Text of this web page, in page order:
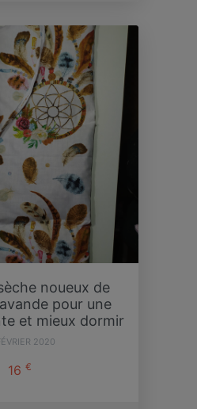
noueux de
pour une
et mieux dormir
2020
16 €